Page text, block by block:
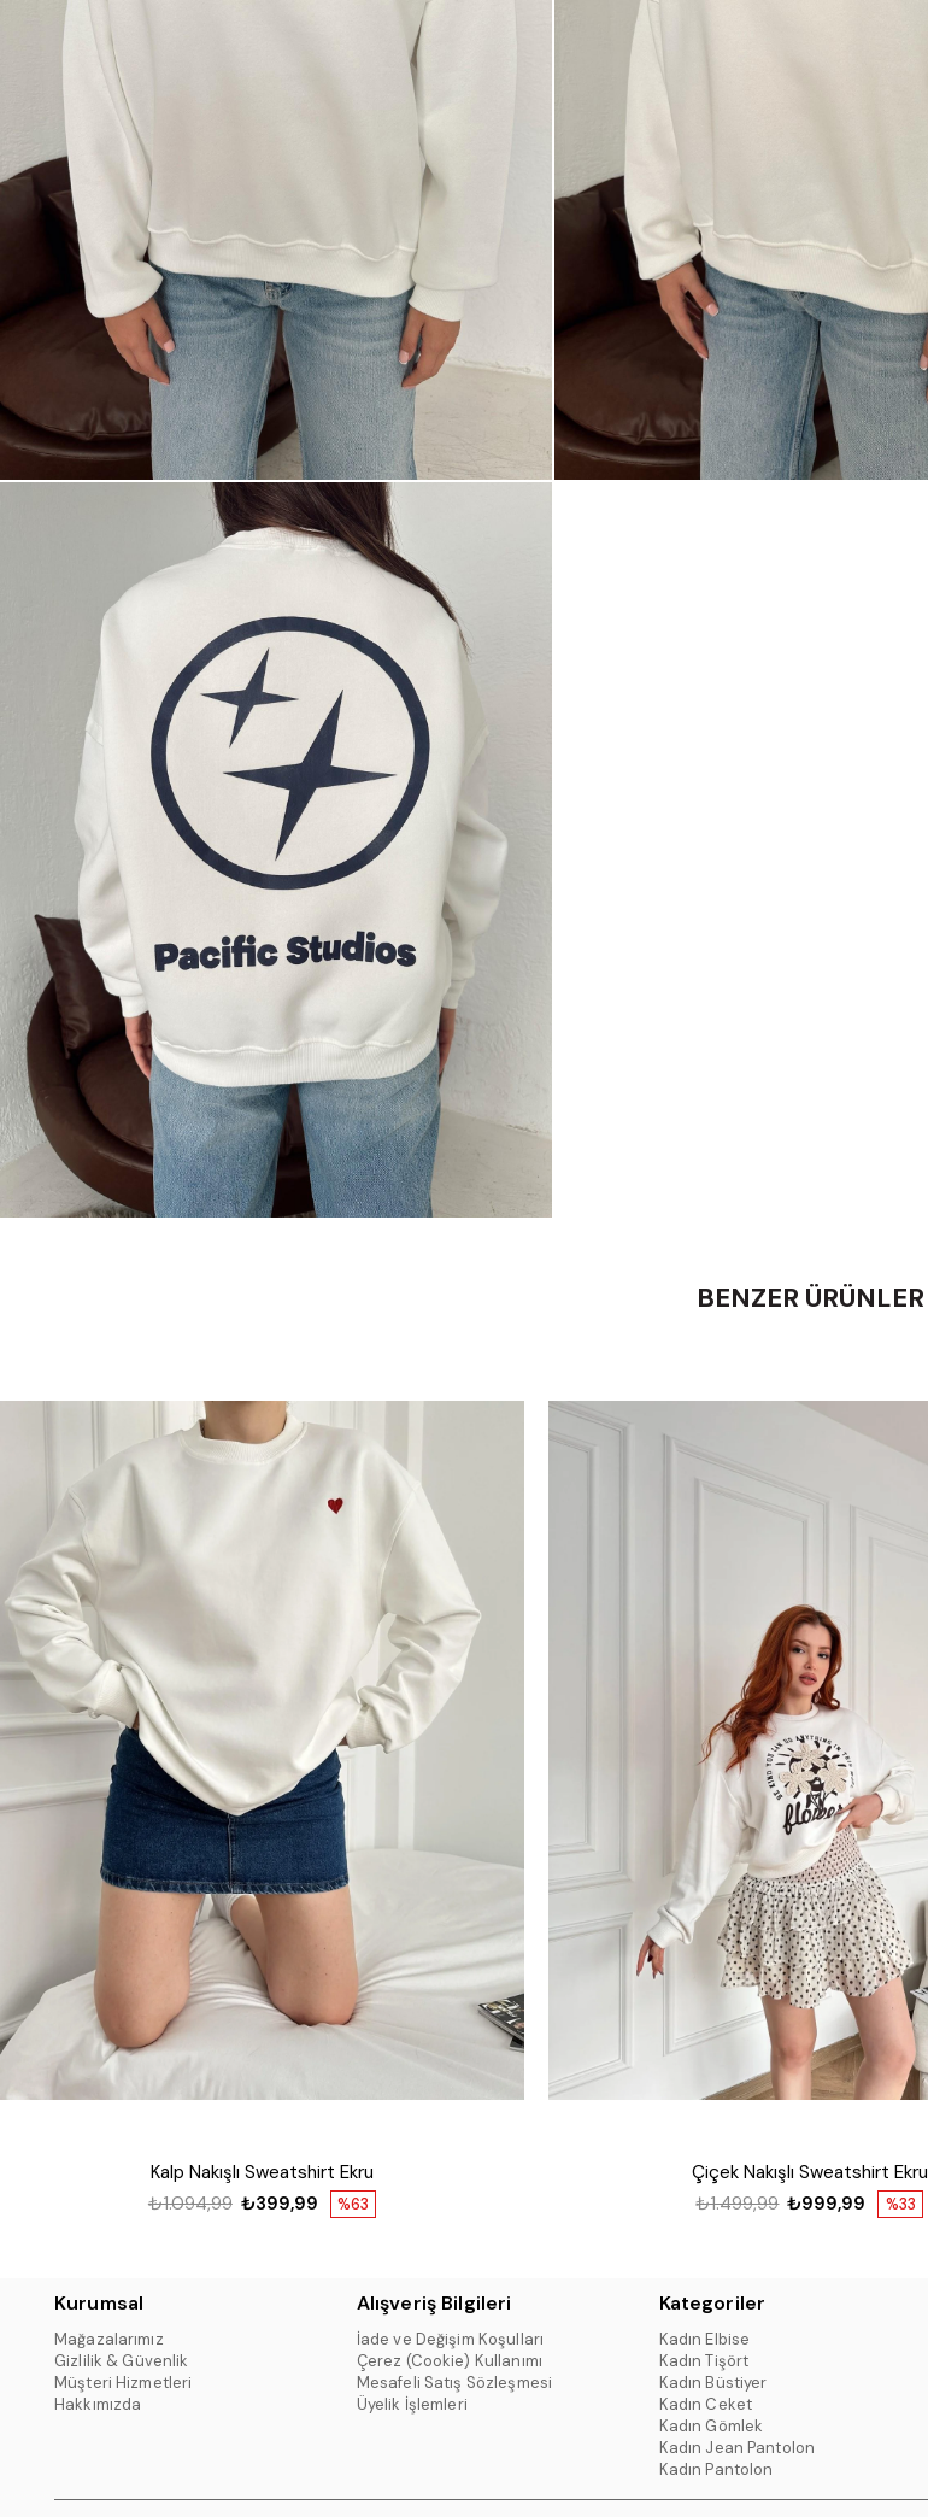
BENZER ÜRÜNLER
Kalp Nakışlı Sweatshirt Ekru
%63
₺399,99
₺1.094,99
Çiçek Nakışlı Sweatshirt Ekru
%33
₺999,99
₺1.499,99
Kurumsal
Mağazalarımız
Gizlilik & Güvenlik
Müşteri Hizmetleri
Hakkımızda
Alışveriş Bilgileri
İade ve Değişim Koşulları
Çerez (Cookie) Kullanımı
Mesafeli Satış Sözleşmesi
Üyelik İşlemleri
Kategoriler
Kadın Elbise
Kadın Tişört
Kadın Büstiyer
Kadın Ceket
Kadın Gömlek
Kadın Jean Pantolon
Kadın Pantolon